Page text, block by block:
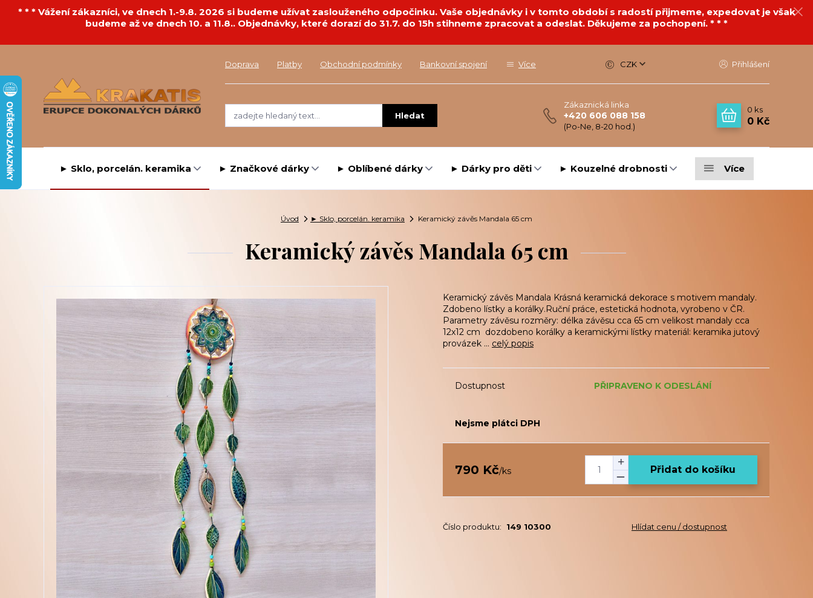
* * * Vážení zákazníci, ve dnech 1.-9.8. 2026 si budeme užívat zaslouženého odpočinku. Vaše objednávky i v tomto období s radostí přijmeme, expedovat je však
budeme až ve dnech 10. a 11.8.. Objednávky, které dorazí do 31.7. do 15h stihneme zpracovat a odeslat. Děkujeme za pochopení. * * *
Doprava Platby Obchodní podmínky Bankovní spojení Více CZK Přihlášení
Hledat
Zákaznická linka
+420 606 088 158
(Po-Ne, 8-20 hod.)
0 ks
0 Kč
► Sklo, porcelán. keramika ► Značkové dárky ► Oblíbené dárky ► Dárky pro děti ► Kouzelné drobnosti Více
Úvod ► Sklo, porcelán. keramika Keramický závěs Mandala 65 cm
Keramický závěs Mandala 65 cm
Keramický závěs Mandala Krásná keramická dekorace s motivem mandaly.
Zdobeno lístky a korálky.Ruční práce, estetická hodnota, vyrobeno v ČR.
Parametry závěsu rozměry: délka závěsu cca 65 cm velikost mandaly cca
12x12 cm dozdobeno korálky a keramickými lístky materiál: keramika jutový
provázek ... celý popis
Dostupnost PŘIPRAVENO K ODESLÁNÍ
Nejsme plátci DPH
790 Kč/ks Přidat do košíku
Číslo produktu: 149 10300 Hlídat cenu / dostupnost